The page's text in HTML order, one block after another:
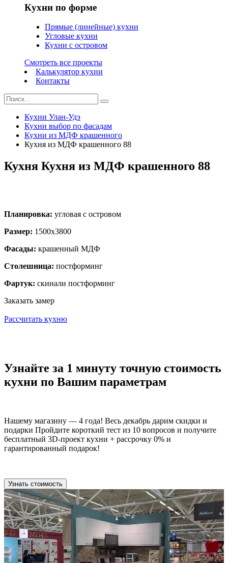
Кухни по форме
Прямые (линейные) кухни
Угловые кухни
Кухни с островом
Смотреть все проекты
Калькулятор кухни
Контакты
Кухни Улан-Удэ
Кухни выбор по фасадам
Кухни из МДФ крашенного
Кухня из МДФ крашенного 88
Кухня Кухня из МДФ крашенного 88
Планировка: угловая с островом
Размер: 1500х3800
Фасады: крашенный МДФ
Столешница: постформинг
Фартук: скинали постформинг
Заказать замер
Рассчитать кухню
Узнайте за 1 минуту точную стоимость
кухни по Вашим параметрам
Нашему магазину — 4 года! Весь декабрь дарим скидки и
подарки Пройдите короткий тест из 10 вопросов и получите
бесплатный 3D-проект кухни + рассрочку 0% и
гарантированный подарок!
Узнать стоимость